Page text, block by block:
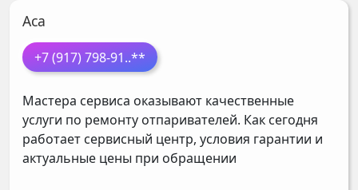
Аса
+7 (917) 798-91..**
Мастера сервиса оказывают качественные
услуги по ремонту отпаривателей. Как сегодня
работает сервисный центр, условия гарантии и
актуальные цены при обращении